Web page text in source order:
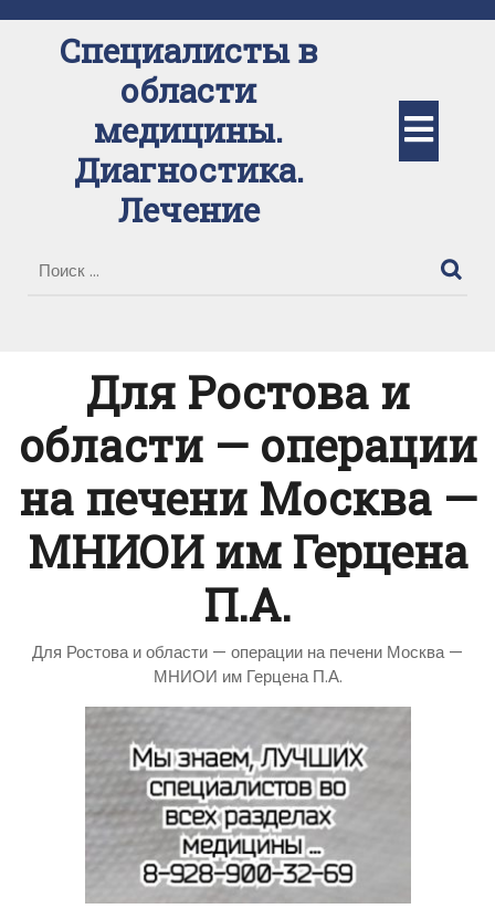
содержимомуСпециалисты в
области
медицины.
Диагностика.
Лечение
Для Ростова и
области — операции
на печени Москва —
МНИОИ им Герцена
П.А.
Для Ростова и области — операции на печени Москва —
МНИОИ им Герцена П.А.